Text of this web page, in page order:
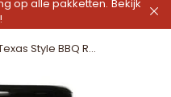
op alle pakketten. Bekijk
Style BBQ R...